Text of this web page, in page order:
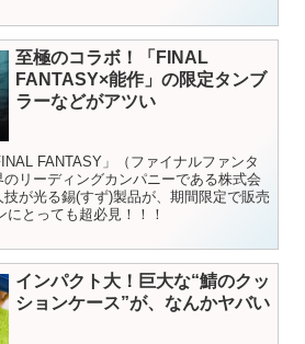
至極のコラボ！「FINAL
FANTASY×能作」の限定タンブ
ラーなどがアツい
FANTASY」（ファイナルファンタ
リーディングカンパニーである株式会
が光る錫(すず)製品が、期間限定で販売
とっても超必見！！！
インパクト大！巨大な“鯖のクッ
ションケース”が、なんかヤバい